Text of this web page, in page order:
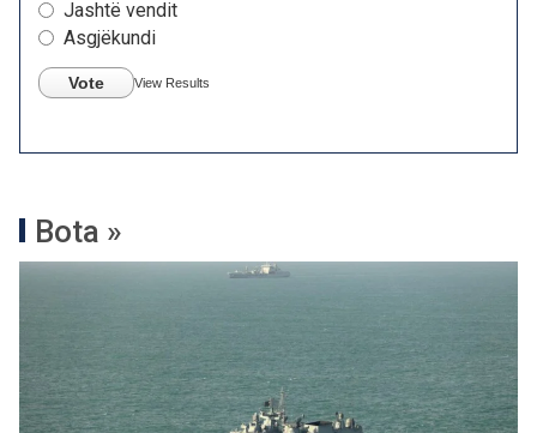
Jashtë vendit
Asgjëkundi
Vote View Results
Bota »